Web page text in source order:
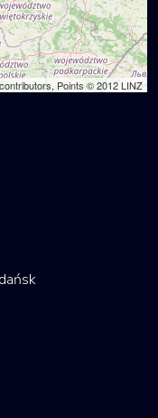
contributors, Points © 2012 LINZ